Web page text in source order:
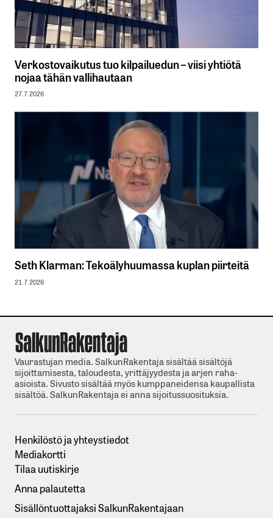
Verkostovaikutus tuo kilpailuedun – viisi yhtiötä
nojaa tähän vallihautaan
27.7.2026
Seth Klarman: Tekoälyhuumassa kuplan piirteitä
21.7.2026
Vaurastujan media. SalkunRakentaja sisältää sisältöjä
sijoittamisesta, taloudesta, yrittäjyydesta ja arjen raha-
asioista. Sivusto sisältää myös kumppaneidensa kaupallista
sisältöä. SalkunRakentaja ei anna sijoitussuosituksia.
Henkilöstö ja yhteystiedot
Mediakortti
Tilaa uutiskirje
Anna palautetta
Sisällöntuottajaksi SalkunRakentajaan